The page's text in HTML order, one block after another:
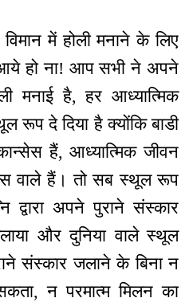
में होली मनाने के लिए
हो ना! आप सभी ने अपने
मनाई है, हर आध्यात्मिक
रूप दे दिया है क्योंकि बाडी
हैं, आध्यात्मिक जीवन
वाले हैं। तो सब स्थूल रूप
अपने पुराने संस्कार
और दुनिया वाले स्थूल
संस्कार जलाने के बिना न
न परमात्म मिलन का